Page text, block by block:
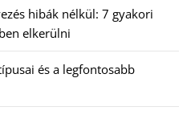
hibák nélkül: 7 gyakori
elkerülni
és a legfontosabb